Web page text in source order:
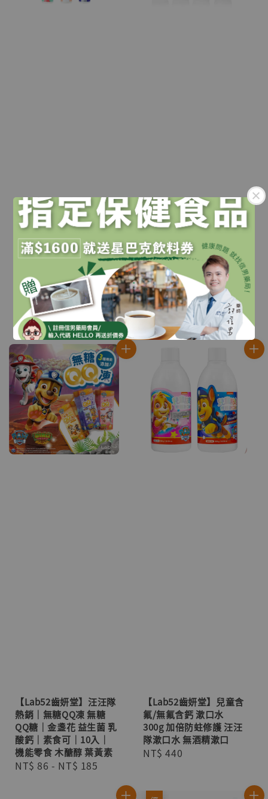
.
.
【Lab52齒妍堂｜口腔噴
霧】 兒童含鈣 健齒噴霧
｜奶睡清潔｜換牙防護
｜20ml｜噴劑/罐裝
Sale
price
NT$ 299 Regular
price
NT$ 375
【Lab52齒妍堂】兒童牙
膏｜汪汪隊熱銷｜含氟防
蛀牙膏80g｜兒童牙膏｜
琺瑯質修護｜另有無氟
含鈣健齒｜台灣製
Regular
price
NT$ 160-NT$ 186
【Lab52齒妍堂】汪汪隊
熱銷｜無糖QQ凍 無糖
QQ糖｜金盞花 益生菌 乳
酸鈣｜素食可｜10入｜
機能零食 木醣醇 葉黃素
Regular
NT$ 86 - NT$ 185
【Lab52齒妍堂】兒童含
氟/無氟含鈣 漱口水
300g 加倍防蛀修護 汪汪
隊漱口水 無酒精漱口
Regular
NT$ 440